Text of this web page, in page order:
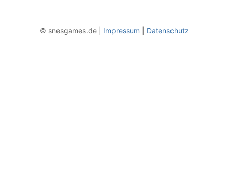
© snesgames.de | Impressum Datenschutz